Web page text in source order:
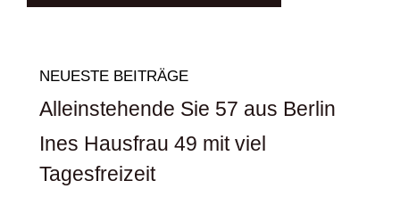
NEUESTE BEITRÄGE
Alleinstehende Sie 57 aus Berlin
Ines Hausfrau 49 mit viel
Tagesfreizeit